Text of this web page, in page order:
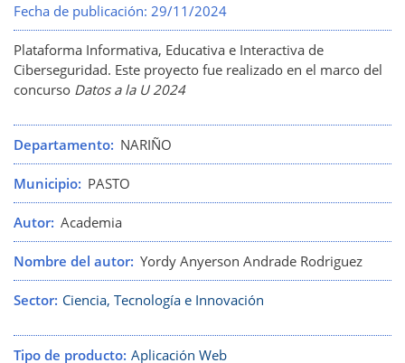
Fecha de publicación: 29/11/2024
Plataforma Informativa, Educativa e Interactiva de
Ciberseguridad. Este proyecto fue realizado en el marco del
concurso Datos a la U 2024
Departamento NARIÑO
Municipio PASTO
Autor Academia
Nombre del autor Yordy Anyerson Andrade Rodriguez
Sector Ciencia, Tecnología e Innovación
Tipo de producto Aplicación Web